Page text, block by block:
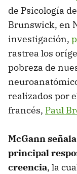
de Psicología
Brunswick, en
investigación,
rastrea los
pobreza de
realizados por
francés, Paul
McGann
principal
creencia, la